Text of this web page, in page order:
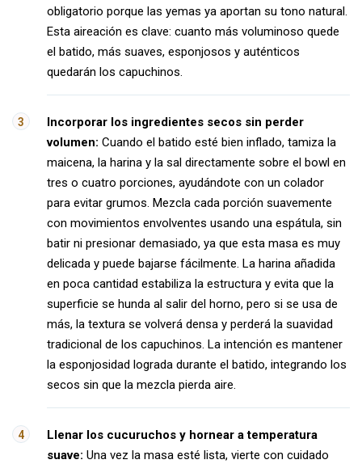
obligatorio porque las yemas ya aportan su tono natural.
Esta aireación es clave: cuanto más voluminoso quede
el batido, más suaves, esponjosos y auténticos
quedarán los capuchinos.
Incorporar los ingredientes secos sin perder
volumen: Cuando el batido esté bien inflado, tamiza la
maicena, la harina y la sal directamente sobre el bowl en
tres o cuatro porciones, ayudándote con un colador
para evitar grumos. Mezcla cada porción suavemente
con movimientos envolventes usando una espátula, sin
batir ni presionar demasiado, ya que esta masa es muy
delicada y puede bajarse fácilmente. La harina añadida
en poca cantidad estabiliza la estructura y evita que la
superficie se hunda al salir del horno, pero si se usa de
más, la textura se volverá densa y perderá la suavidad
tradicional de los capuchinos. La intención es mantener
la esponjosidad lograda durante el batido, integrando los
secos sin que la mezcla pierda aire.
Llenar los cucuruchos y hornear a temperatura
suave: Una vez la masa esté lista, vierte con cuidado